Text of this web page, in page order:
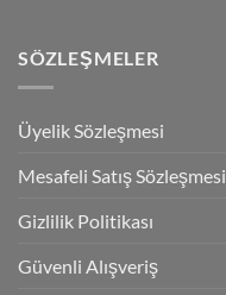
SÖZLEŞMELER
Üyelik Sözleşmesi
Mesafeli Satış Sözleşmesi
Gizlilik Politikası
Güvenli Alışveriş